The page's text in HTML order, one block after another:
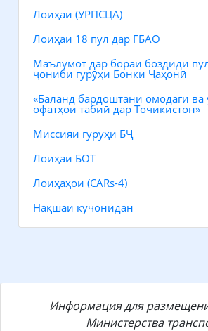
Лоиҳаи (УРПСЦА)
Лоиҳаи 18 пул дар ГБАО
Маълумот дар бораи боздиди
ҷониби гурӯҳи Бонки Ҷаҳонӣ
«Баланд бардоштани омодагӣ ва
офатҳои табиӣ дар Точикистон»
Миссияи гуруҳи БҶ
Лоиҳаи БОТ
Лоиҳаҳои (CARs-4)
Нақшаи кӯчонидан
Информация для
Министерства